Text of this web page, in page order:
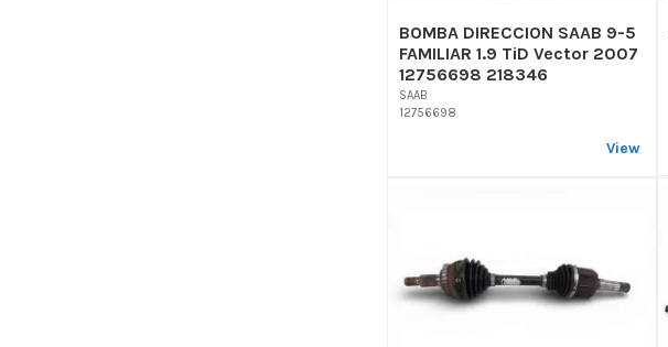
BOMBA DIRECCION SAAB 9-5
FAMILIAR 1.9 TiD Vector 2007
12756698 218346
SAAB
12756698
View